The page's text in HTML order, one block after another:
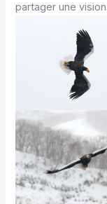
partager une